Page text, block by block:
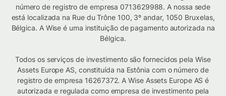
número de registro de empresa 0713629988. A nossa sede
está localizada na Rue du Trône 100, 3º andar, 1050 Bruxelas,
Bélgica. A Wise é uma instituição de pagamento autorizada na
Bélgica.
Todos os serviços de investimento são fornecidos pela Wise
Assets Europe AS, constituída na Estônia com o número de
registro de empresa 16267372. A Wise Assets Europe AS é
autorizada e regulada como empresa de investimento pela